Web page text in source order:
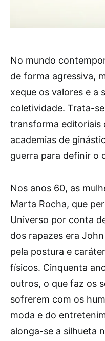
No mundo
de forma agressiva,
xeque os valores e a
coletividade. Trata-
transforma editoriais
academias de
guerra para definir o
Nos anos 60, as
Marta Rocha, que
Universo por conta
dos rapazes era
pela postura e
físicos. Cinquenta
outros, o que faz os
sofrerem com os
moda e do
alonga-se a silhueta